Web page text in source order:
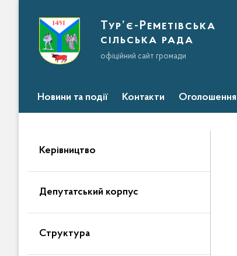
Тур’є-Реметівська
сільська рада
офіційний сайт громади
Новини та події Контакти Оголошення
Керівництво
Депутатський корпус
Структура